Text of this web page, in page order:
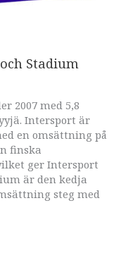
Stadium
2007 med 5,8
Intersport är
en omsättning på
finska
ger Intersport
är den kedja
steg med